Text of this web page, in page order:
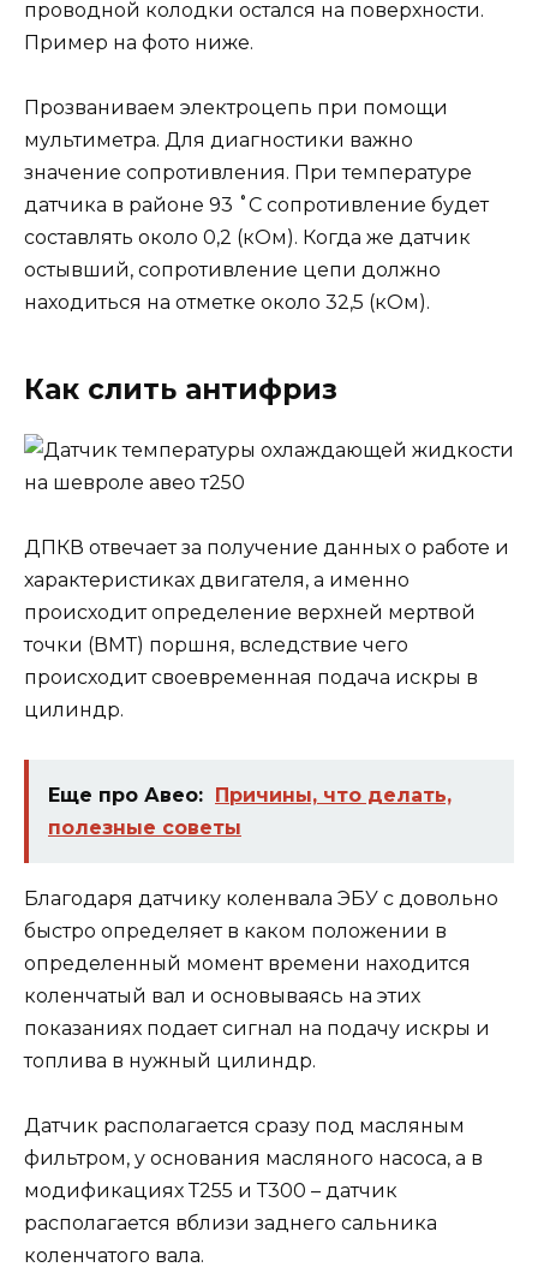
проводной колодки остался на поверхности.
Пример на фото ниже.
Прозваниваем электроцепь при помощи
мультиметра. Для диагностики важно
значение сопротивления. При температуре
датчика в районе 93 ˚С сопротивление будет
составлять около 0,2 (кОм). Когда же датчик
остывший, сопротивление цепи должно
находиться на отметке около 32,5 (кОм).
Как слить антифриз
ДПКВ отвечает за получение данных о работе и
характеристиках двигателя, а именно
происходит определение верхней мертвой
точки (ВМТ) поршня, вследствие чего
происходит своевременная подача искры в
цилиндр.
Еще про Авео: Причины, что делать,
полезные советы
Благодаря датчику коленвала ЭБУ с довольно
быстро определяет в каком положении в
определенный момент времени находится
коленчатый вал и основываясь на этих
показаниях подает сигнал на подачу искры и
топлива в нужный цилиндр.
Датчик располагается сразу под масляным
фильтром, у основания масляного насоса, а в
модификациях Т255 и Т300 – датчик
располагается вблизи заднего сальника
коленчатого вала.